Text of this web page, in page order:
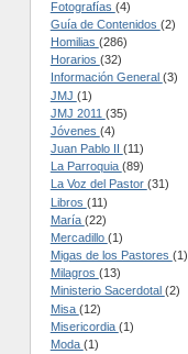
Fotografías (4)
Guía de Contenidos (2)
Homilias (286)
Horarios (32)
Información General (3)
JMJ (1)
JMJ 2011 (35)
Jóvenes (4)
Juan Pablo II (11)
La Parroquia (89)
La Voz del Pastor (31)
Libros (11)
María (22)
Mercadillo (1)
Migas de los Pastores (1)
Milagros (13)
Ministerio Sacerdotal (2)
Misa (12)
Misericordia (1)
Moda (1)